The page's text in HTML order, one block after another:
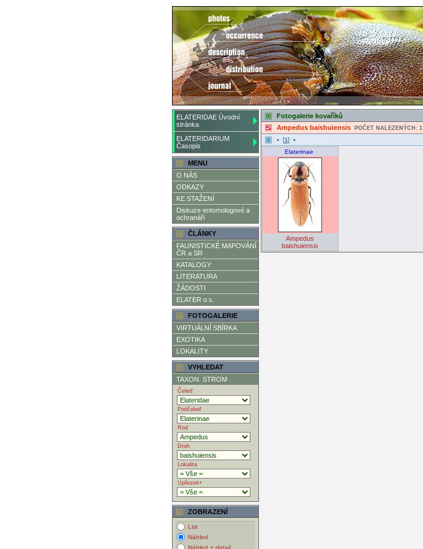
ELATERIDAE Úvodní
stránka
ELATERIDARIUM
Časopis
MENU
O NÁS
ODKAZY
KE STAŽENÍ
Diskuze entomologové a
ochranáři
ČLÁNKY
FAUNISTICKÉ MAPOVÁNÍ
ČR a SR
KATALOGY
LITERATURA
ŽÁDOSTI
ELATER o.s.
FOTOGALERIE
VIRTUÁLNÍ SBÍRKA
EXOTIKA
LOKALITY
VYHLEDAT
TAXON. STROM
Čeleď
Podčeleď
Rod
Druh
Lokalita
Upřesnit+
ZOBRAZENÍ
List
Náhled
Náhled + detail
Fotogalerie kovaříků
Ampedus baishuiensis
POČET NALEZENÝCH: 1
• [1] •
Elaterinae
Ampedus
baishuiensis